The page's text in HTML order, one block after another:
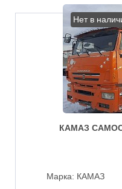
Нет в
КАМАЗ
Марка: КАМАЗ